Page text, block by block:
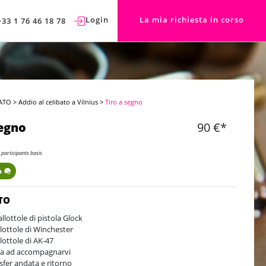
1 76 46 18 78 Login La mia richiesta in corso
>Addio al celibato a Vilnius >Tiro a segno
90 €*
basis
🪖
di pistola Glock
di Winchester
di AK-47
ad accompagnarvi
andata e ritorno